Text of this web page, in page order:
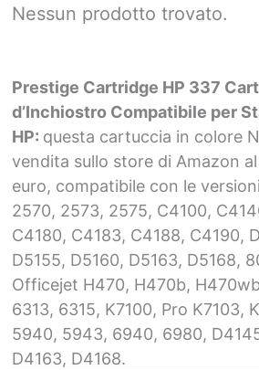
Nessun prodotto trovato.
Prestige Cartridge HP 337
d’Inchiostro Compatibile per
HP: questa cartuccia in colore
vendita sullo store di Amazon
euro, compatibile con le
2570, 2573, 2575, C4100,
C4180, C4183, C4188, C4190,
D5155, D5160, D5163, D5168,
Officejet H470, H470b,
6313, 6315, K7100, Pro K7103,
5940, 5943, 6940, 6980,
D4163, D4168.